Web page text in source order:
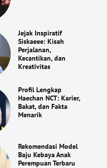
Jejak Inspiratif
Siskaeee: Kisah
Perjalanan,
Kecantikan, dan
Kreativitas
Profil Lengkap
Haechan NCT: Karier,
Bakat, dan Fakta
Menarik
Rekomendasi Model
Baju Kebaya Anak
Perempuan Terbaru